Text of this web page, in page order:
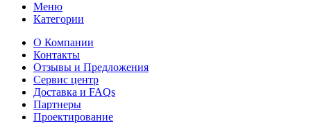
Меню
Категории
О Компании
Контакты
Отзывы и Предложения
Сервис центр
Доставка и FAQs
Партнеры
Проектирование